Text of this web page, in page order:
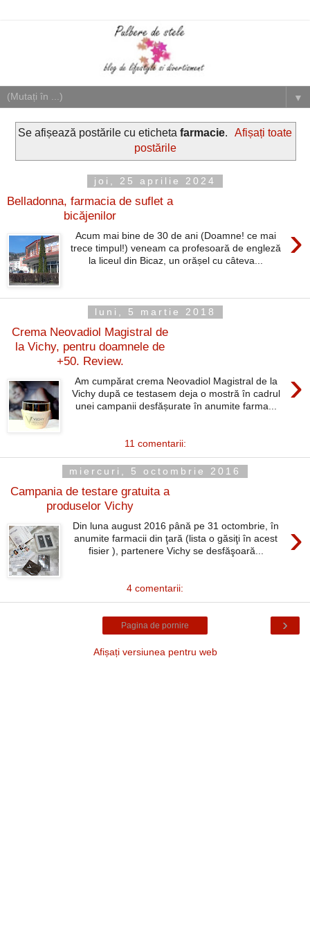
▼
Se afișează postările cu eticheta farmacie.
Afișați toate
postările
joi, 25 aprilie 2024
Belladonna, farmacia de suflet a
bicăjenilor
›
Acum mai bine de 30 de ani (Doamne! ce mai
trece timpul!) veneam ca profesoară de engleză
la liceul din Bicaz, un orășel cu câteva...
luni, 5 martie 2018
Crema Neovadiol Magistral de
la Vichy, pentru doamnele de
+50. Review.
›
Am cumpărat crema Neovadiol Magistral de la
Vichy după ce testasem deja o mostră în cadrul
unei campanii desfășurate în anumite farma...
11 comentarii:
miercuri, 5 octombrie 2016
Campania de testare gratuita a
produselor Vichy
›
Din luna august 2016 până pe 31 octombrie, în
anumite farmacii din ţară (lista o găsiţi în acest
fisier ), partenere Vichy se desfăşoară...
4 comentarii:
›
Pagina de pornire
Afișați versiunea pentru web